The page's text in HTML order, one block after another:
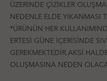
ÜZERİNDE ÇİZİKLER
NEDENLE ELDE YIKANMASI
*ÜRÜNÜN HER
ERTESİ GÜNE İÇERİSİNDE
GEREKMEKTEDİR.AKSİ
OLUŞMASINA NEDEN